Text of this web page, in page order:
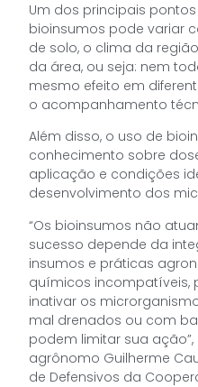
Um dos principais
bioinsumos pode variar
de solo, o clima da
da área, ou seja: nem
mesmo efeito em
o acompanhamento
Além disso, o uso de
conhecimento sobre
aplicação e condições
desenvolvimento dos
“Os bioinsumos não
sucesso depende da
insumos e práticas
químicos incompatíveis,
inativar os
mal drenados ou com
podem limitar sua
agrônomo Guilherme
de Defensivos da